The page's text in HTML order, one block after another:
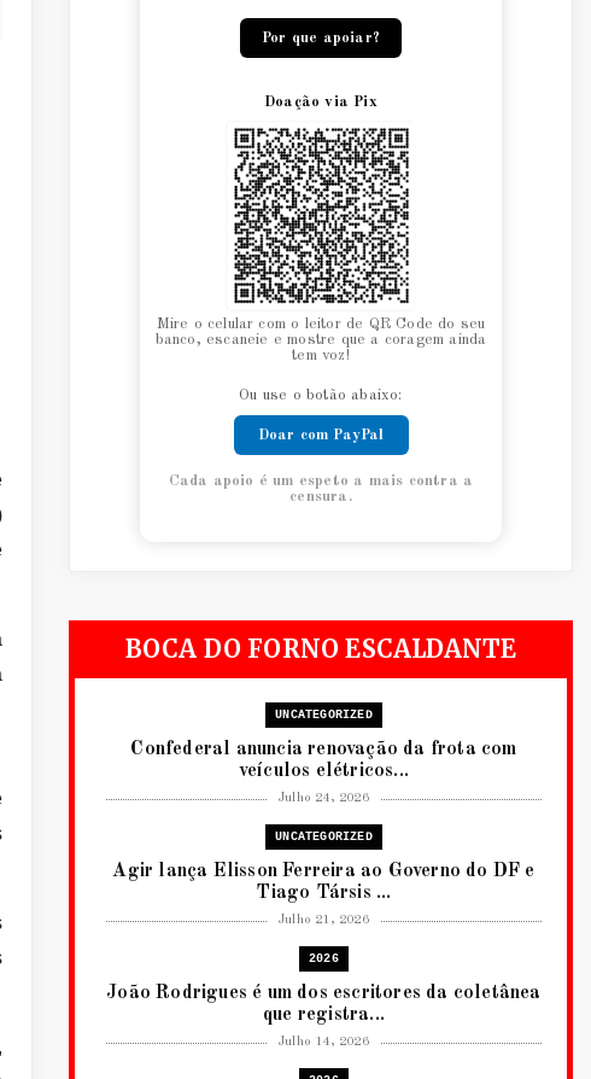
Por que apoiar?
Doação via Pix
Mire o celular com o leitor de QR Code do seu
banco, escaneie e mostre que a coragem ainda
tem voz!
Ou use o botão abaixo:
Doar com PayPal
Cada apoio é um espeto a mais contra a
censura.
BOCA DO FORNO ESCALDANTE
UNCATEGORIZED
Confederal anuncia renovação da frota com
veículos elétricos...
Julho 24, 2026
UNCATEGORIZED
Agir lança Elisson Ferreira ao Governo do DF e
Tiago Társis ...
Julho 21, 2026
2026
João Rodrigues é um dos escritores da coletânea
que registra...
Julho 14, 2026